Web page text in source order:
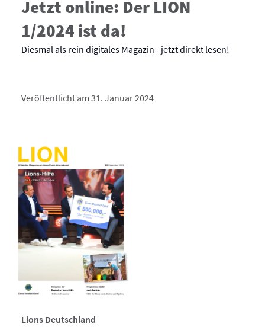
Jetzt online: Der LION
1/2024 ist da!
Diesmal als rein digitales Magazin - jetzt direkt lesen!
Veröffentlicht am 31. Januar 2024
Lions Deutschland